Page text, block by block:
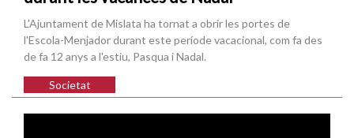
L'Ajuntament de Mislata ha tornat a obrir les portes de
l'Escola-Menjador durant este període vacacional, com fa des
de fa 12 anys a l'estiu, Pasqua i Nadal.
Societat